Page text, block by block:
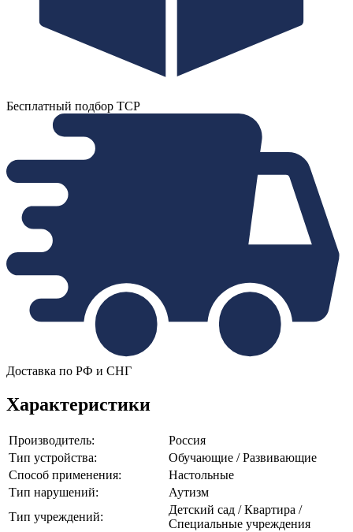
Бесплатный подбор ТСР
Доставка по РФ и СНГ
Характеристики
Производитель:
Россия
Тип устройства:
Обучающие / Развивающие
Способ применения:
Настольные
Тип нарушений:
Аутизм
Тип учреждений:
Детский сад / Квартира /
Специальные учреждения